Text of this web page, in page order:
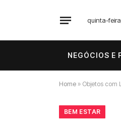
quinta-
NEGÓCIOS E
Home » Objetos com
BEM ESTAR